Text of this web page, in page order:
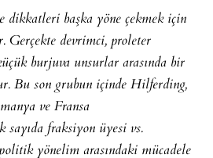
dikkatleri başka yöne çekmek için
Gerçekte devrimci, proleter
burjuva unsurlar arasında bir
Bu son grubun içinde Hilferding,
ve Fransa
sayıda fraksiyon üyesi vs.
yönelim arasındaki mücadele